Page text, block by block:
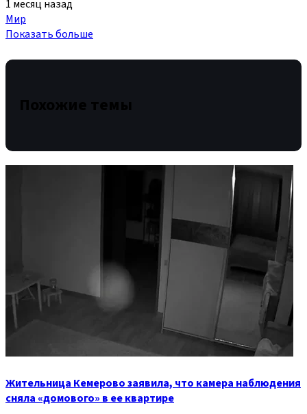
1 месяц назад
Мир
Показать больше
Похожие темы
Жительница Кемерово заявила, что камера наблюдения
сняла «домового» в ее квартире